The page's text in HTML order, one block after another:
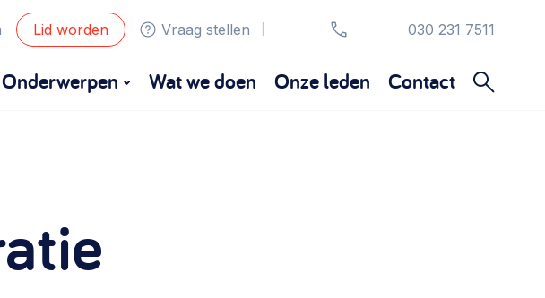
Lid worden Vraag stellen 030 231 7511
Onderwerpen Wat we doen Onze leden Contact